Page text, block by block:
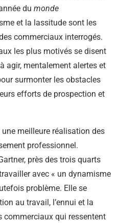
du monde
et la lassitude sont les
commerciaux interrogés.
les plus motivés se disent
agir, mentalement alertes et
surmonter les obstacles
efforts de prospection et
meilleure réalisation des
professionnel.
près des trois quarts
avec « un dynamisme
problème. Elle se
au travail, l’ennui et la
commerciaux qui ressentent